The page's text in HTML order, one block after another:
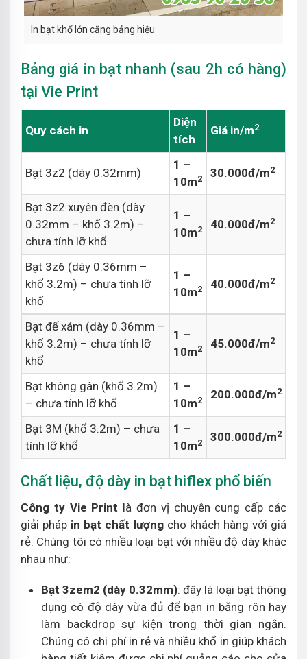
In bạt khổ lớn căng bảng hiệu
Bảng giá in bạt nhanh (sau 2h có hàng)
tại Vie Print
Quy cách in
Diện
tích
Giá in/m2
Bạt 3z2 (dày 0.32mm)
1 –
10m2 30.000đ/m2
Bạt 3z2 xuyên đèn (dày
0.32mm – khổ 3.2m) –
chưa tính lỡ khổ
1 –
10m2 40.000đ/m2
Bạt 3z6 (dày 0.36mm –
khổ 3.2m) – chưa tính lỡ
khổ
1 –
10m2 40.000đ/m2
Bạt đế xám (dày 0.36mm –
khổ 3.2m) – chưa tính lỡ
khổ
1 –
10m2 45.000đ/m2
Bạt không gân (khổ 3.2m)
– chưa tính lỡ khổ
1 –
10m2 200.000đ/m2
Bạt 3M (khổ 3.2m) – chưa
tính lỡ khổ
1 –
10m2 300.000đ/m2
Chất liệu, độ dày in bạt hiflex phổ biến
Công ty Vie Print là đơn vị chuyên cung cấp các
giải pháp in bạt chất lượngcho khách hàng với giá
rẻ. Chúng tôi có nhiều loại bạt với nhiều độ dày khác
nhau như:
Bạt 3zem2 (dày 0.32mm): đây là loại bạt thông
dụng có độ dày vừa đủ để bạn in băng rôn hay
làm backdrop sự kiện trong thời gian ngắn.
Chúng có chi phí in rẻ và nhiều khổ in giúp khách